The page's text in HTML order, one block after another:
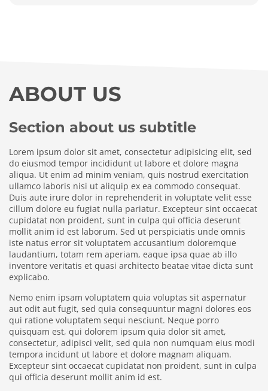
ABOUT US
Section about us subtitle
Lorem ipsum dolor sit amet, consectetur adipisicing elit, sed
do eiusmod tempor incididunt ut labore et dolore magna
aliqua. Ut enim ad minim veniam, quis nostrud exercitation
ullamco laboris nisi ut aliquip ex ea commodo consequat.
Duis aute irure dolor in reprehenderit in voluptate velit esse
cillum dolore eu fugiat nulla pariatur. Excepteur sint occaecat
cupidatat non proident, sunt in culpa qui officia deserunt
mollit anim id est laborum. Sed ut perspiciatis unde omnis
iste natus error sit voluptatem accusantium doloremque
laudantium, totam rem aperiam, eaque ipsa quae ab illo
inventore veritatis et quasi architecto beatae vitae dicta sunt
explicabo.
Nemo enim ipsam voluptatem quia voluptas sit aspernatur
aut odit aut fugit, sed quia consequuntur magni dolores eos
qui ratione voluptatem sequi nesciunt. Neque porro
quisquam est, qui dolorem ipsum quia dolor sit amet,
consectetur, adipisci velit, sed quia non numquam eius modi
tempora incidunt ut labore et dolore magnam aliquam.
Excepteur sint occaecat cupidatat non proident, sunt in culpa
qui officia deserunt mollit anim id est.